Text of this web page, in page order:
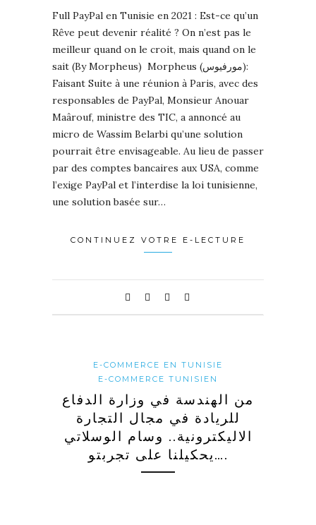
Full PayPal en Tunisie en 2021 : Est-ce qu’un
Rêve peut devenir réalité ? On n’est pas le
meilleur quand on le croit, mais quand on le
sait (By Morpheus) Morpheus (مورفيوس):
Faisant Suite à une réunion à Paris, avec des
responsables de PayPal, Monsieur Anouar
Maârouf, ministre des TIC, a annoncé au
micro de Wassim Belarbi qu’une solution
pourrait être envisageable. Au lieu de passer
par des comptes bancaires aux USA, comme
l’exige PayPal et l’interdise la loi tunisienne,
une solution basée sur…
CONTINUEZ VOTRE E-LECTURE
E-COMMERCE EN TUNISIE
E-COMMERCE TUNISIEN
من الهندسة في وزارة الدفاع
للريادة في مجال التجارة
الاليكترونية.. وسام الوسلاتي
يحكيلنا على تجربتو….